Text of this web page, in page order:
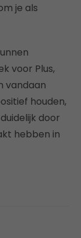
je als
voor Plus,
vandaan
houden,
door
hebben in